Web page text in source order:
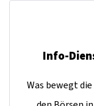
Info-
Was bewegt die